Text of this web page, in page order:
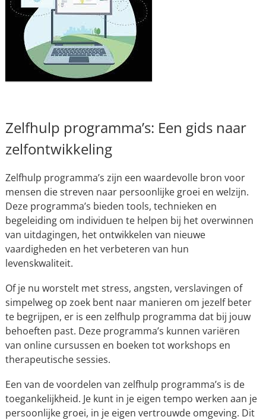
Zelfhulp programma’s: Een gids naar
zelfontwikkeling
Zelfhulp programma’s zijn een waardevolle bron voor
mensen die streven naar persoonlijke groei en welzijn.
Deze programma’s bieden tools, technieken en
begeleiding om individuen te helpen bij het overwinnen
van uitdagingen, het ontwikkelen van nieuwe
vaardigheden en het verbeteren van hun
levenskwaliteit.
Of je nu worstelt met stress, angsten, verslavingen of
simpelweg op zoek bent naar manieren om jezelf beter
te begrijpen, er is een zelfhulp programma dat bij jouw
behoeften past. Deze programma’s kunnen variëren
van online cursussen en boeken tot workshops en
therapeutische sessies.
Een van de voordelen van zelfhulp programma’s is de
toegankelijkheid. Je kunt in je eigen tempo werken aan je
persoonlijke groei, in je eigen vertrouwde omgeving. Dit